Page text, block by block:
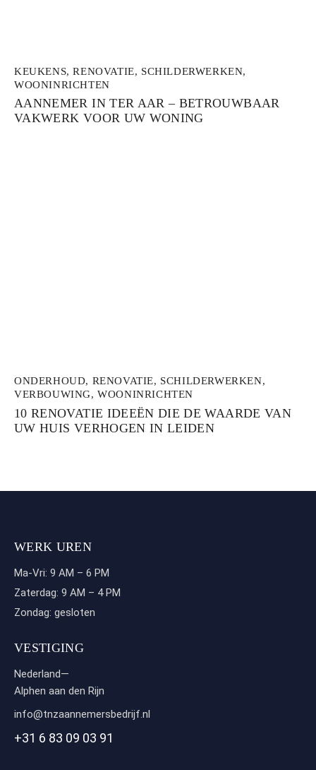
KEUKENS,RENOVATIE, SCHILDERWERKEN,
WOONINRICHTEN
AANNEMER IN TER AAR – BETROUWBAAR
VAKWERK VOOR UW WONING
ONDERHOUD, RENOVATIE, SCHILDERWERKEN,
VERBOUWING,WOONINRICHTEN
10 RENOVATIE IDEEËN DIE DE WAARDE VAN
UW HUIS VERHOGEN IN LEIDEN
WERK UREN
Ma-Vri: 9 AM – 6 PM
Zaterdag: 9 AM – 4 PM
Zondag: gesloten
VESTIGING
Nederland—
Alphen aan den Rijn
info@tnzaannemersbedrijf.nl
+31 6 83 09 03 91